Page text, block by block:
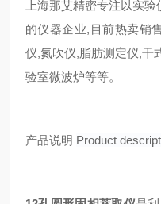
上海那艾精密专注以实
的仪器企业,目前热卖销
仪,氮吹仪,脂肪测定仪,干
验室微波炉等等。
产品说明 Product